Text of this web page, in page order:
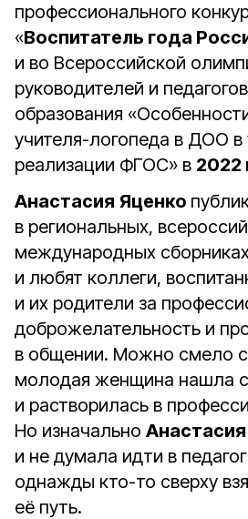
профессионального
«Воспитатель года
и во Всероссийской
руководителей и
образования
учителя-логопеда в ДОО в
реализации ФГОС» в 2022
Анастасия Яценко
в региональных,
международных
и любят коллеги,
и их родители за
доброжелательность и
в общении. Можно смело
молодая женщина нашла
и растворилась в
Но изначально
и не думала идти в
однажды кто-то сверху
её путь.